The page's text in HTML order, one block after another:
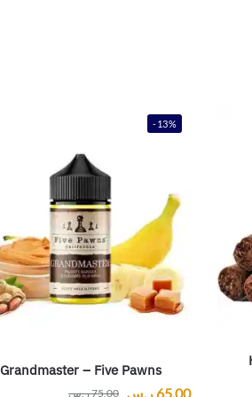
-13%
Grandmaster – Five Pawns
75,00ر.س 65,00 ر.س